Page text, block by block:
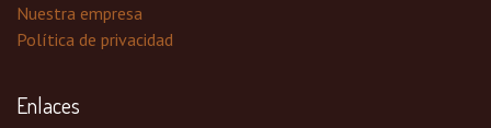
Nuestra empresa
Política de privacidad
Enlaces